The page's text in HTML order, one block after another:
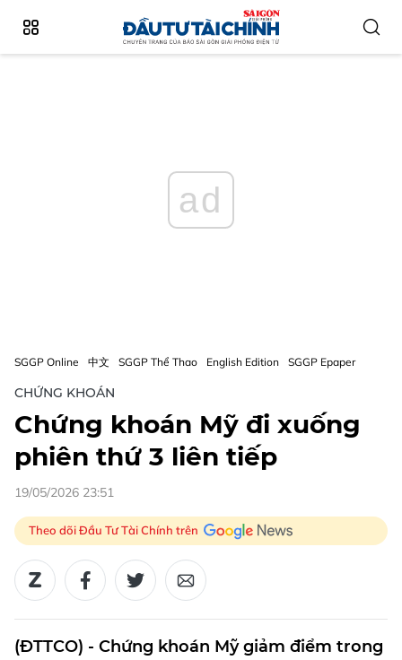
ad
SGGP Online 中文 SGGP Thể Thao English Edition SGGP Epaper
CHỨNG KHOÁN
Chứng khoán Mỹ đi xuống
phiên thứ 3 liên tiếp
19/05/2026 23:51
Theo dõi Đầu Tư Tài Chính trên
(ĐTTCO) - Chứng khoán Mỹ giảm điểm trong